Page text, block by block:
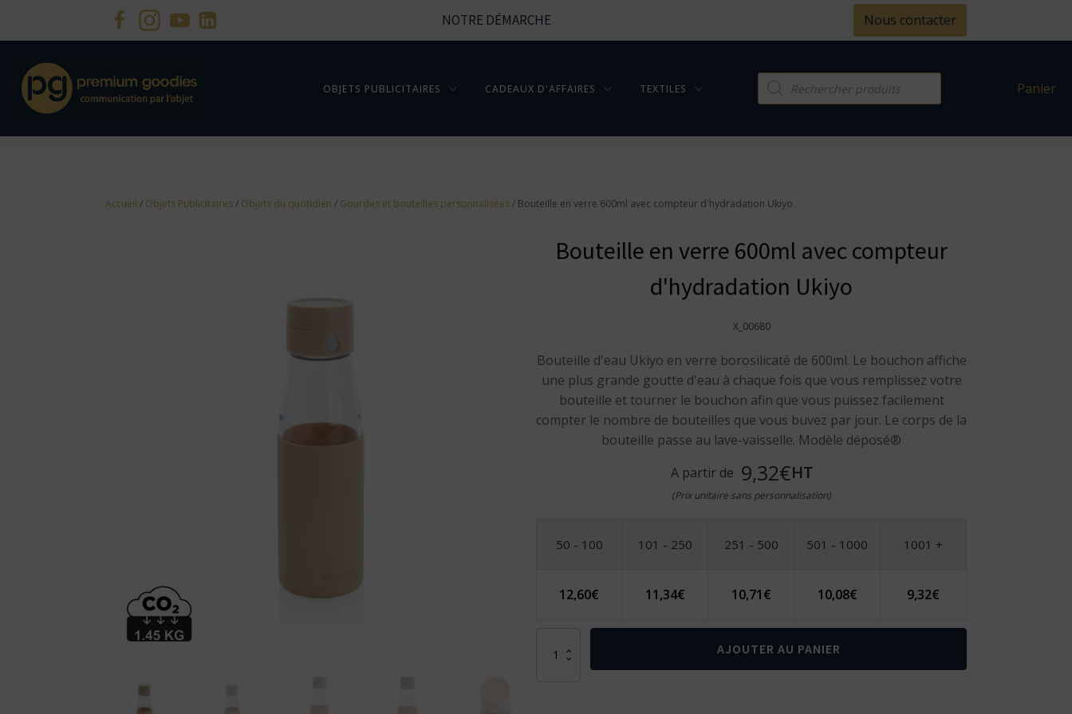
NOTRE DÉMARCHE Nous contacter
OBJETS PUBLICITAIRES CADEAUX D'AFFAIRES TEXTILES
Recherche
Panier
Accueil / Objets Publicitaires/ Objets du quotidien / Gourdes et bouteilles personnalisées/ Bouteille en verre 600ml avec compteur d'hydradation Ukiyo
Bouteille en verre 600ml avec compteur
d'hydradation Ukiyo
X_00680
Bouteille d'eau Ukiyo en verre borosilicaté de 600ml. Le bouchon affiche
une plus grande goutte d'eau à chaque fois que vous remplissez votre
bouteille et tourner le bouchon afin que vous puissez facilement
compter le nombre de bouteilles que vous buvez par jour. Le corps de la
bouteille passe au lave-vaisselle. Modèle déposé®
A partir de 9,32€HT
(Prix unitaire sans personnalisation)
50 - 100 101 - 250 251 - 500 501 - 1000 1001 +
12,60€ 11,34€ 10,71€ 10,08€ 9,32€
AJOUTER AU PANIER